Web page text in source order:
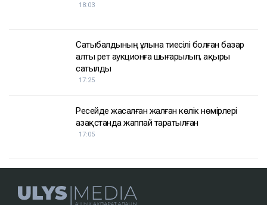
18:03
Сатыбалдының ұлына тиесілі болған базар
алты рет аукционға шығарылып, ақыры
сатылды
17:25
Ресейде жасалған жалған көлік нөмірлері
Қазақстанда жаппай таратылған
17:05